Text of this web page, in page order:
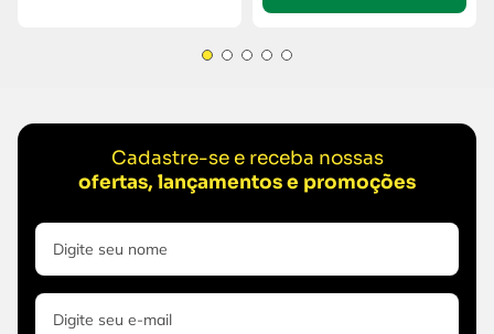
Cadastre-se e receba nossas
ofertas, lançamentos e promoções